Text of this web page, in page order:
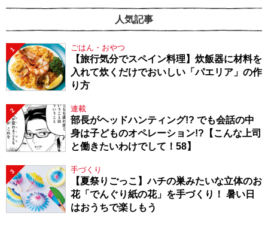
人気記事
1 ごはん・おやつ
【旅行気分でスペイン料理】炊飯器に材料を
入れて炊くだけでおいしい「パエリア」の作
り方
2 連載
部長がヘッドハンティング!? でも会話の中
身は子どものオペレーション!?【こんな上司
と働きたいわけでして！58】
3 手づくり
【夏祭りごっこ】ハチの巣みたいな立体のお
花「でんぐり紙の花」を手づくり！ 暑い日
はおうちで楽しもう